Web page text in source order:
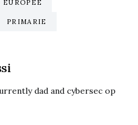
PRIMARIE
dad and cybersec op